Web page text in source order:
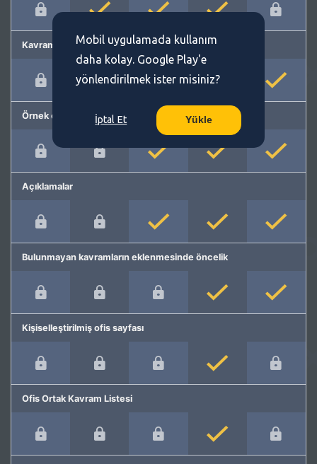
Kavram önerme
Örnek cümleler
Açıklamalar
Bulunmayan kavramların eklenmesinde öncelik
Kişiselleştirilmiş ofis sayfası
Ofis Ortak Kavram Listesi
Mobil uygulamada kullanım
daha kolay. Google Play'e
yönlendirilmek ister misiniz?
İptal Et Yükle